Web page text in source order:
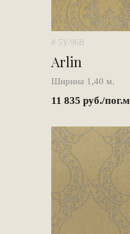
# 5Y-96B
Arlin
Ширина 1,40 м.
11 835 руб./пог.м